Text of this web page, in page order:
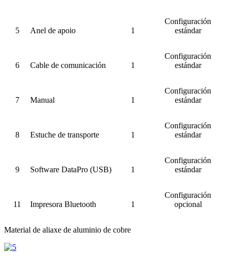
5 Anel de apoio 1
Configuración
estándar
6 Cable de comunicación 1
Configuración
estándar
7 Manual 1
Configuración
estándar
8 Estuche de transporte 1
Configuración
estándar
9 Software DataPro (USB) 1
Configuración
estándar
11 Impresora Bluetooth 1
Configuración
opcional
Material de aliaxe de aluminio de cobre